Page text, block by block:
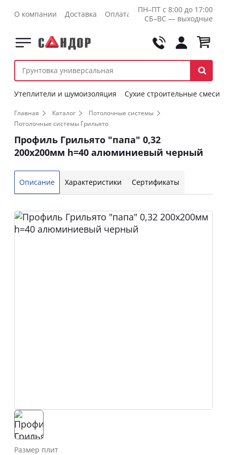
О компании Доставка Оплата Контакты Оптовикам
ПН–ПТ с 8:00 до 17:00
СБ–ВС — выходные
Утеплители и шумоизоляция Сухие строительные смеси
Главная Каталог
Потолочные системы
Потолочные системы Грильято
Профиль Грильято "папа" 0,32
200х200мм h=40 алюминиевый черный
Описание Характеристики Сертификаты
Размер плит